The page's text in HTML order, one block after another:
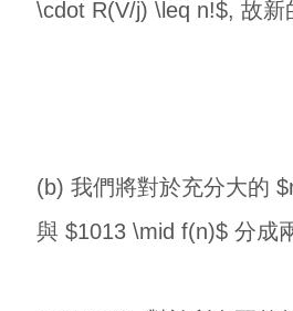
\cdot R(V/j) \leq n!$, 故新
(b) 我們將對於充分大的
與 $1013 \mid f(n)$ 分成